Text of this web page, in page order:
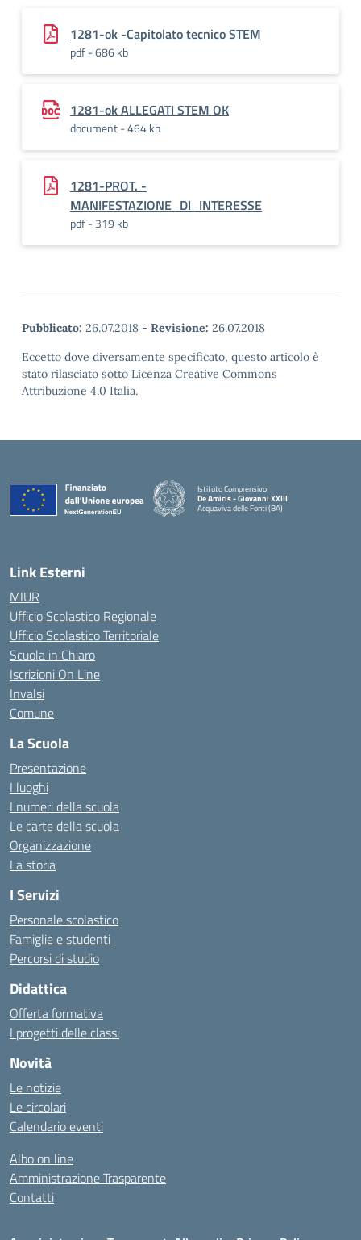
1281-ok -Capitolato tecnico STEM
pdf - 686 kb
1281-ok ALLEGATI STEM OK
document - 464 kb
1281-PROT. -
MANIFESTAZIONE_DI_INTERESSE
pdf - 319 kb
Pubblicato: 26.07.2018 - Revisione: 26.07.2018
Eccetto dove diversamente specificato, questo articolo è
stato rilasciato sotto Licenza Creative Commons
Attribuzione 4.0 Italia.
Istituto Comprensivo
De Amicis - Giovanni XXIII
Acquaviva delle Fonti (BA)
— Visita la pagina iniziale della scuola
Link Esterni
MIUR
Ufficio Scolastico Regionale
Ufficio Scolastico Territoriale
Scuola in Chiaro
Iscrizioni On Line
Invalsi
Comune
La Scuola
Presentazione
I luoghi
I numeri della scuola
Le carte della scuola
Organizzazione
La storia
I Servizi
Personale scolastico
Famiglie e studenti
Percorsi di studio
Didattica
Offerta formativa
I progetti delle classi
Novità
Le notizie
Le circolari
Calendario eventi
Albo on line
Amministrazione Trasparente
Contatti